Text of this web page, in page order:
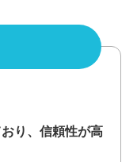
り、信頼性が高